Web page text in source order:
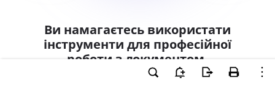
Ви намагаєтесь використати
інструменти для професійної
роботи з документом.
Ці можливості доступні тільки користувачам